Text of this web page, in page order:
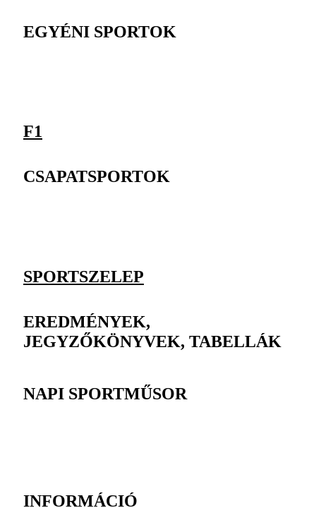
EGYÉNI SPORTOK
F1
CSAPATSPORTOK
SPORTSZELEP
EREDMÉNYEK,
JEGYZŐKÖNYVEK, TABELLÁK
NAPI SPORTMŰSOR
INFORMÁCIÓ